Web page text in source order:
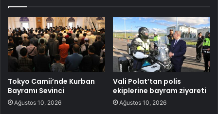
Tokyo Camii’nde Kurban
Bayramı Sevinci
Ağustos 10, 2026
Vali Polat’tan polis
ekiplerine bayram ziyareti
Ağustos 10, 2026